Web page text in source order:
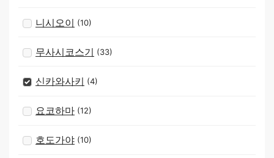
니시오이 (10)
무사시코스기 (33)
신카와사키 (4)
요코하마 (12)
호도가야 (10)